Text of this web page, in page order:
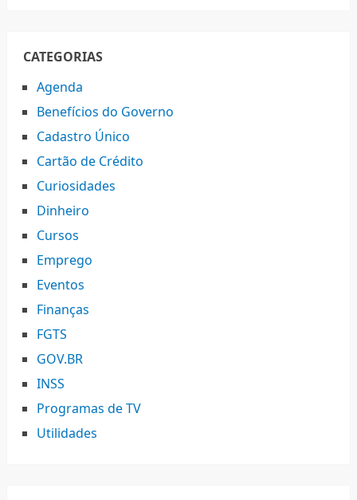
CATEGORIAS
Agenda
Benefícios do Governo
Cadastro Único
Cartão de Crédito
Curiosidades
Dinheiro
Cursos
Emprego
Eventos
Finanças
FGTS
GOV.BR
INSS
Programas de TV
Utilidades